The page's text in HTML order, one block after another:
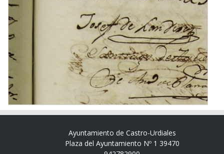
Ayuntamiento de Castro-Urdiales
Plaza del Ayuntamiento Nº 1 39470